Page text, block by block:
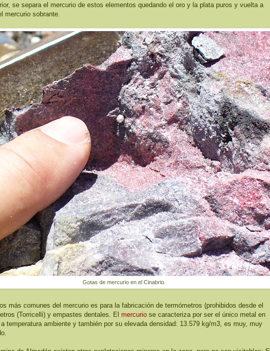
se separa el mercurio de estos elementos quedando el oro y la plata puros y vuelta a
mercurio sobrante.
Gotas de mercurio en el Cinabrio.
más comunes del mercurio es para la fabricación de termómetros (prohibidos desde el
(Torricelli) y empastes dentales. El mercurio se caracteriza por ser el único metal en
temperatura ambiente y también por su elevada densidad: 13.579 kg/m3, es muy, muy